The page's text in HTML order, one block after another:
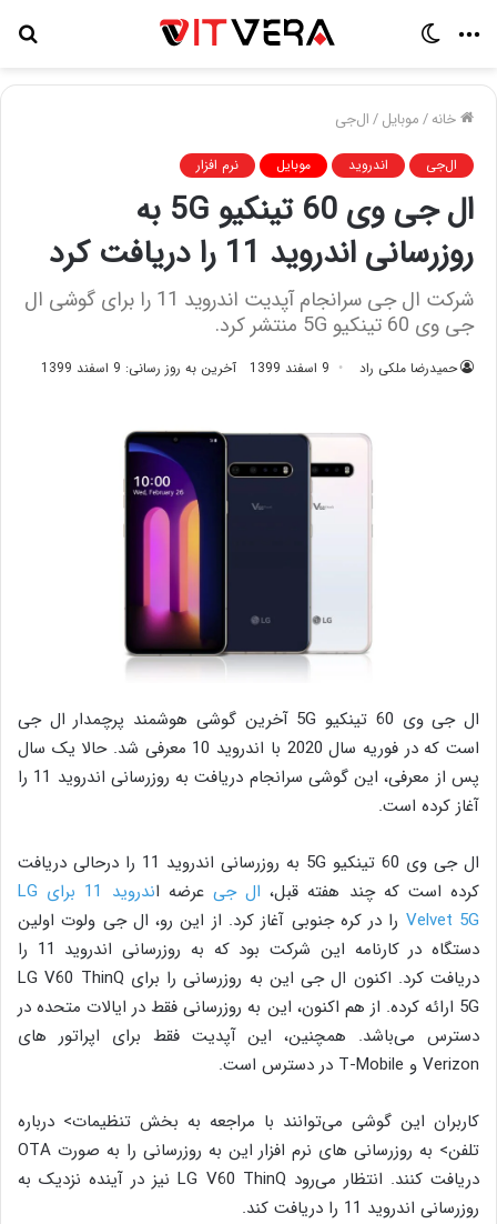
منو
خانه/موبایل/ال‌جی
ال‌جی اندروید موبایل نرم افزار
ال جی وی 60 تینکیو 5G به
روزرسانی اندروید 11 را دریافت کرد
شرکت ال جی سرانجام آپدیت اندروید 11 را برای گوشی ال
جی وی 60 تینکیو 5G منتشر کرد‌.
حمیدرضا ملکی راد 9 اسفند 1399 آخرین به روز رسانی: 9 اسفند 1399
ال جی وی 60 تینکیو 5G آخرین گوشی هوشمند پرچمدار ال جی
است که در فوریه سال 2020 با اندروید 10 معرفی شد. حالا یک سال
پس از معرفی، این گوشی سرانجام دریافت به روزرسانی اندروید 11 را
آغاز کرده است.
ال جی وی 60 تینکیو 5G به روزرسانی اندروید 11 را درحالی دریافت
کرده است که چند هفته قبل، ال جی عرضه ا
ندروید 11 برای LG
Velvet 5G را در کره جنوبی آغاز کرد. از این رو، ال جی ولوت اولین
دستگاه در کارنامه این شرکت بود که به روزرسانی اندروید 11 را
دریافت کرد. اکنون ال جی این به روزرسانی را برای LG V60 ThinQ
5G ارائه کرده. از هم اکنون، این به روزرسانی فقط در ایالات متحده در
دسترس می‌باشد. همچنین، این آپدیت فقط برای اپراتور های
Verizon و T-Mobile در دسترس است.
کاربران این گوشی می‌توانند با مراجعه به بخش تنظیمات> درباره
تلفن> به روزرسانی های نرم افزار این به روزرسانی را به صورت OTA
دریافت کنند. انتظار می‌رود LG V60 ThinQ نیز در آینده نزدیک به
روزرسانی اندروید 11 را دریافت کند.